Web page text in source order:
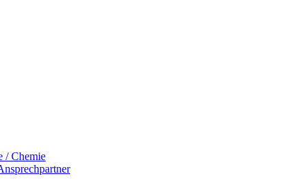
/ Chemie